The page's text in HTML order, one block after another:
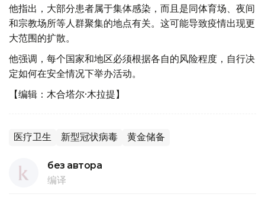
他指出，大部分患者属于集体感染，而且是同体育场、夜间
和宗教场所等人群聚集的地点有关。这可能导致疫情出现更
大范围的扩散。
他强调，每个国家和地区必须根据各自的风险程度，自行决
定如何在安全情况下举办活动。
【编辑：木合塔尔·木拉提】
医疗卫生 新型冠状病毒 黄金储备
без автора
编译